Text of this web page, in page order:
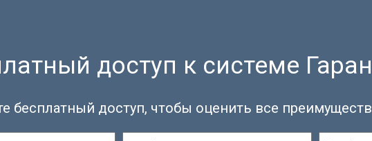
доступ к системе
бесплатный доступ, чтобы оценить все